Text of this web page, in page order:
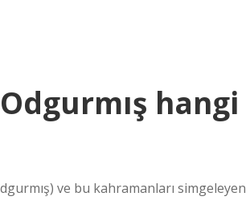
hangi
ve bu kahramanları simgeleyen